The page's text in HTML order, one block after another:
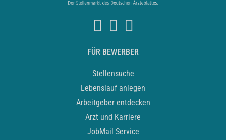
FÜR BEWERBER
Stellensuche
Lebenslauf anlegen
Arbeitgeber entdecken
Arzt und Karriere
JobMail Service